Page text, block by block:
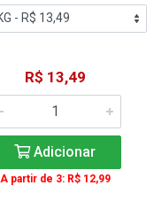
R$ 13,49
Adicionar
A partir de 3: R$ 12,99